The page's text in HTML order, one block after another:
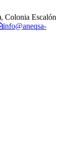
Colonia Escalón
info@aneqsa-